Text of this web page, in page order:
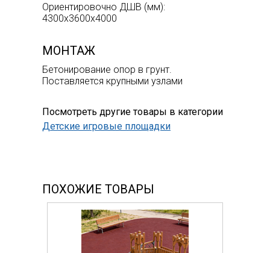
Ориентировочно ДШВ (мм):
4300х3600х4000
МОНТАЖ
Бетонирование опор в грунт.
Поставляется крупными узлами
Посмотреть другие товары в категории
Детские игровые площадки
ПОХОЖИЕ ТОВАРЫ